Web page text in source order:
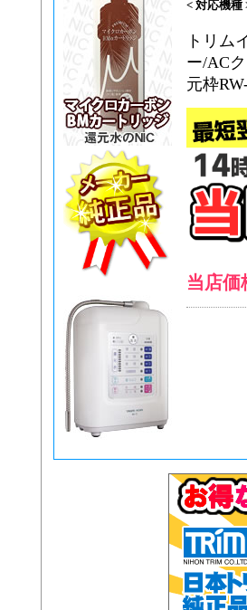
< 対応機種
トリム
ー/AC
元枠
当店価